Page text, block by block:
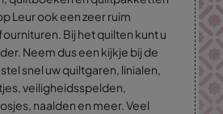
Leur ook een zeer ruim
Bij het quilten kunt u
Neem dus een kijkje bij de
snel uw quiltgaren, linialen,
veiligheidsspelden,
naalden en meer. Veel